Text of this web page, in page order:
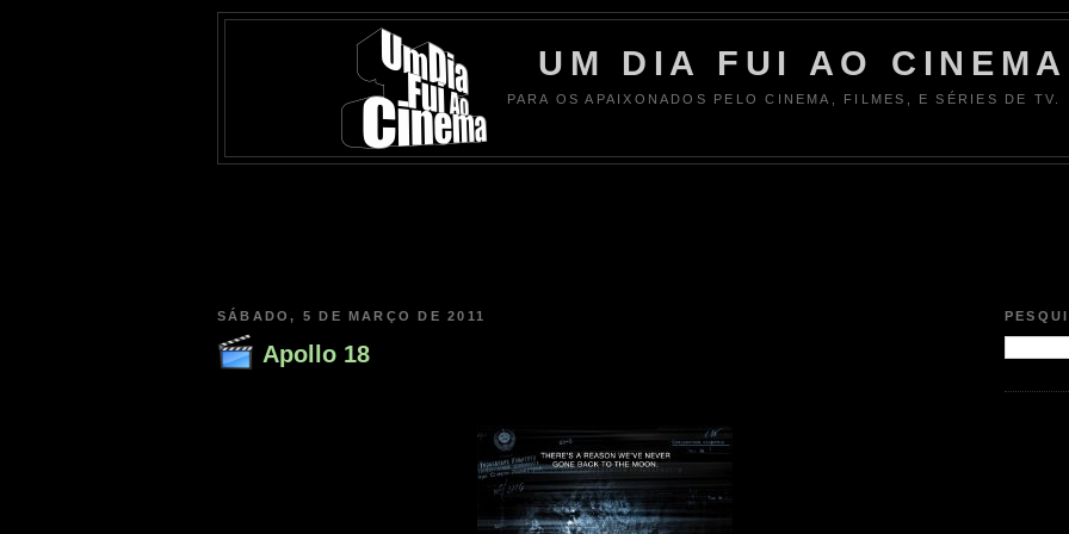
UM DIA FUI AO CINEMA
PARA OS APAIXONADOS PELO CINEMA, FILMES, E SÉRIES DE TV.
SÁBADO, 5 DE MARÇO DE 2011
Apollo 18